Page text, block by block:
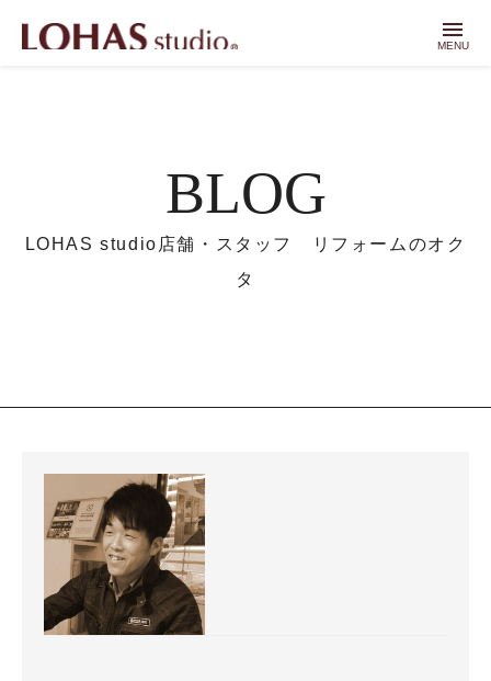
menu
MENU
BLOG
LOHAS studio店舗・スタッフ リフォームのオク
タ